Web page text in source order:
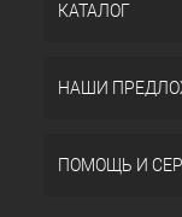
КАТАЛОГ
НАШИ
ПОМОЩЬ И